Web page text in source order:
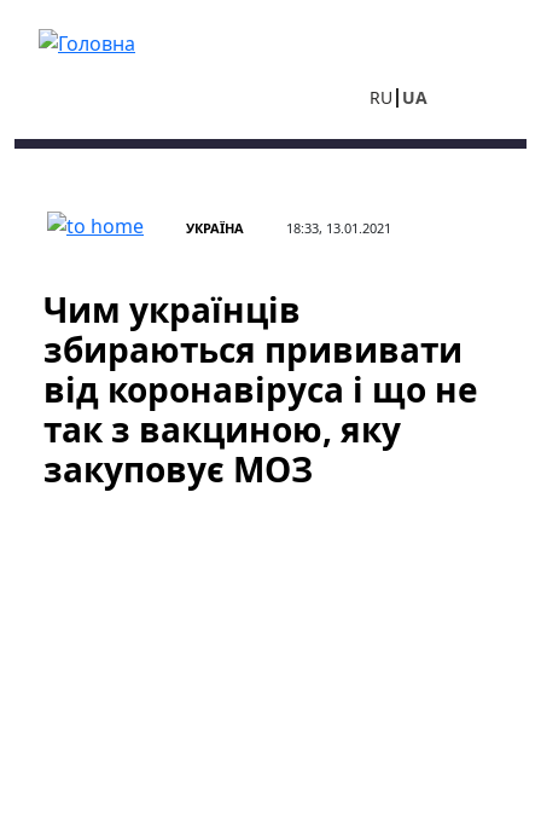
RU UA
УКРАЇНА 18:33, 13.01.2021
Чим українців
збираються прививати
від коронавіруса і що не
так з вакциною, яку
закуповує МОЗ